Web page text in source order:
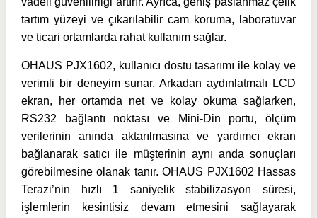
tartım yüzeyi ve çıkarılabilir cam koruma, laboratuvar
ve ticari ortamlarda rahat kullanım sağlar.
OHAUS PJX1602, kullanıcı dostu tasarımı ile kolay ve
verimli bir deneyim sunar. Arkadan aydınlatmalı LCD
ekran, her ortamda net ve kolay okuma sağlarken,
RS232 bağlantı noktası ve Mini-Din portu, ölçüm
verilerinin anında aktarılmasına ve yardımcı ekran
bağlanarak satıcı ile müşterinin aynı anda sonuçları
görebilmesine olanak tanır. OHAUS PJX1602 Hassas
Terazi’nin hızlı 1 saniyelik stabilizasyon süresi,
işlemlerin kesintisiz devam etmesini sağlayarak